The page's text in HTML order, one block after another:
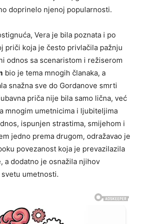
doprinelo njenoj popularnosti.
Vera je bila poznata i po
priči koja je često privlačila pažnju
odnos sa scenaristom i režiserom
bio je tema mnogih članaka, a
snažna sve do Gordanove smrti
priča nije bila samo lična, već
mnogim umetnicima i ljubiteljima
ispunjen strastima, smijehom i
jedno prema drugom, odražavao je
povezanost koja je prevazilazila
a dodatno je osnažila njihov
umetnosti.